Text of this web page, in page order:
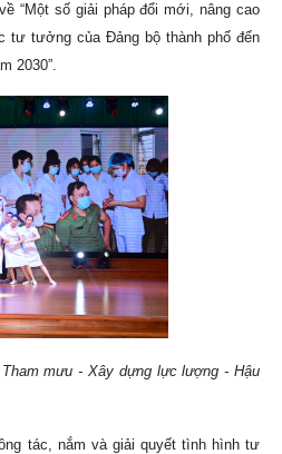
“Một số giải pháp đổi mới, nâng cao
tư tưởng của Đảng bộ thành phố đến
2030”.
mưu - Xây dựng lực lượng - Hậu
tác, nắm và giải quyết tình hình tư